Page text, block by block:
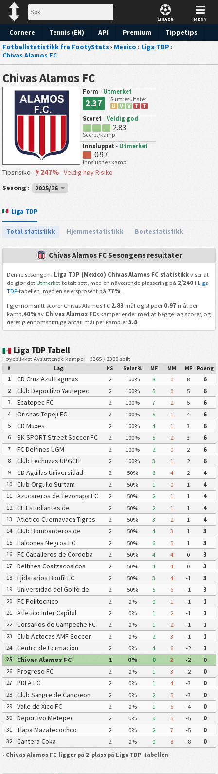
LIGAER MENY
Cornere Tennis (EN) API Premium
Tippetips
Fotballstatistikk fra FootyStats › Mexico › Liga TDP ›
Chivas Alamos FC
Chivas Alamos FC
Form - Utmerket
2.37
Sluttresultater
U
V V T
T
Scoret - Veldig god
2.83
Scoret/kamp
Innsluppet - Utmerket
0.97
Innslupne / kamp
Tipsrisiko - 247%-Veldig høy Risiko
Sesong :
2025/26
Liga TDP
Total statistikk Hjemmestatistikk Bortestatistikk
Chivas Alamos FC Sesongens resultater
Denne sesongen i Liga TDP (Mexico) Chivas Alamos FC statistikkviser at
de gjør det Utmerkettotalt sett, med en nåværende plassering på 2/240i Liga
TDP-tabellen, med en seiersprosent på 77%.
I gjennomsnitt scorer Chivas Alamos FC 2.83 mål og slipper 0.97mål per
kamp.40%av Chivas Alamos FCs kamper ender med at begge lag scorer, og
deres gjennomsnittlige antall mål per kamp er3.8.
Liga TDP Tabell
I øyeblikket Avsluttende kamper - 3365 / 3388 spilt
# Lag KS Seier% MF MM MF Poeng
1 CD Cruz Azul Lagunas 2 100% 8 0 8
6
2
Club Deportivo Yautepec 2 100% 5 0 5
6
3
Ecatepec FC 2 100% 7 2 5
6
4
Orishas Tepeji FC 2 100% 5 1 4
6
5
CD Muxes 2 100% 4 1 3
6
6
SK SPORT Street Soccer FC 2 100% 5 2 3
6
7
FC Delfines UGM 2 100% 2 0 2
6
8
Club Lechuzas UPGCH 2 100% 3 1 2
6
9
CD Aguilas Universidad
Autonoma de Guerrero
2 50% 6 4 2
4
10
Club Orgullo Surtam 2 50% 1 0 1
4
11
Azucareros de Tezonapa FC 2 50% 2 1 1
4
12
CF Estudiantes de
Atlacomulco
2 50% 2 1 1
4
13
Atletico Cuernavaca Tigres
Yautepec
2 50% 3 2 1
4
14
Club Bombarderos de
Tecamac
2 50% 4 3 1
3
15
Halcones Negros FC 2 50% 6 5 1
3
16
FC Caballeros de Cordoba 2 50% 4 4 0
3
17
Delfines Coatzacoalcos 2 50% 4 4 0
3
18
Ejidatarios Bonfil FC 2 50% 3 4 -1
3
19
Universidad del Golfo de
Mexico FC
2 50% 5 6 -1
3
20
FC Politecnico 2 0% 0 1 -1
1
21
Atletico Inter Capital 2 0% 1 2 -1
1
22
Corsarios de Campeche FC 2 0% 1 2 -1
1
23
Club Aztecas AMF Soccer
Aragon
2 0% 2 3 -1
1
24
Centro de Formacion
Chiapas Futbol
2 0% 4 6 -2
1
25
Chivas Alamos FC 2 0% 0 2 -2
0
26
Progreso FC 2 0% 1 3 -2
0
27
PDLA FC 2 0% 1 4 -3
0
28
Club Sangre de Campeon 2 0% 2 5 -3
0
29
Valle de Xico FC 2 0% 1 5 -4
0
30
Deportivo Metepec
Eurosoccer FC
2 0% 0 5 -5
0
31
Tlapa Mazatecochco 2 0% 2 7 -5
0
32
Cantera Coka 2 0% 0 8 -8
0
• Chivas Alamos FC ligger på 2-plass på Liga TDP-tabellen